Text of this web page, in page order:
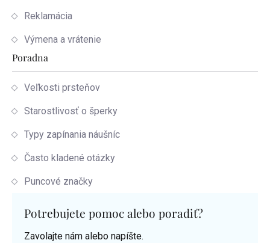
Reklamácia
Výmena a vrátenie
Poradna
Veľkosti prsteňov
Starostlivosť o šperky
Typy zapínania náušníc
Často kladené otázky
Puncové značky
Potrebujete pomoc alebo poradiť?
Zavolajte nám alebo napíšte.